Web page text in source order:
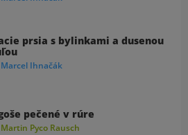
prsia s bylinkami a dusenou
Marcel Ihnačák
pečené v rúre
Martin Pyco Rausch